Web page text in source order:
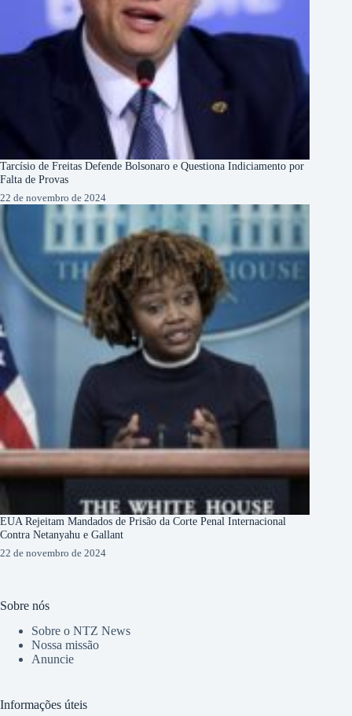
Tarcísio de Freitas Defende Bolsonaro e Questiona Indiciamento por
Falta de Provas
22 de novembro de 2024
EUA Rejeitam Mandados de Prisão da Corte Penal Internacional
Contra Netanyahu e Gallant
22 de novembro de 2024
Sobre nós
Sobre o NTZ News
Nossa missão
Anuncie
Informações úteis